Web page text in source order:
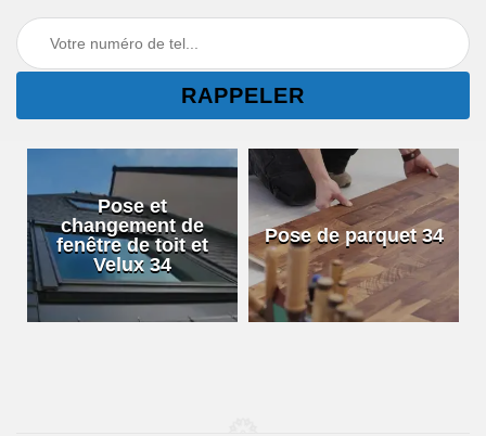
Pose et
changement de
fenêtre de toit et
Velux 34
Pose de parquet 34